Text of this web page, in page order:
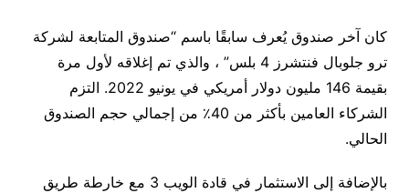
كان آخر صندوق يُعرف سابقًا باسم “صندوق المتابعة لشركة
ترو جلوبال فنتشرز 4 بلس” ، والذي تم إغلاقه لأول مرة
بقيمة 146 مليون دولار أمريكي في يونيو 2022. التزم
الشركاء العامين بأكثر من 40٪ من إجمالي حجم الصندوق
الحالي.
بالإضافة إلى الاستثمار في قادة الويب 3 مع خارطة طريق